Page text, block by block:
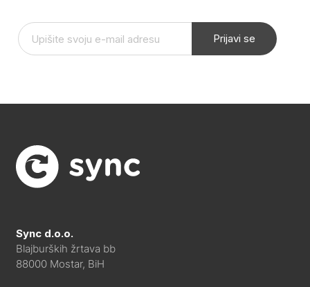
Prijavi se
Sync d.o.o.
Blajburških žrtava bb
88000 Mostar, BiH